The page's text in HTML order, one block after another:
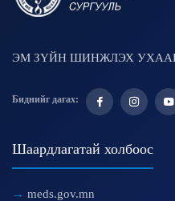
ЭМ ЗҮЙН ШИНЖЛЭХ
Биднийг дагах:
Шаардлагатай холбоос
meds.gov.mn